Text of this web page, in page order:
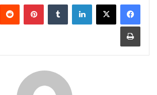
لينكدإن بينتيريست